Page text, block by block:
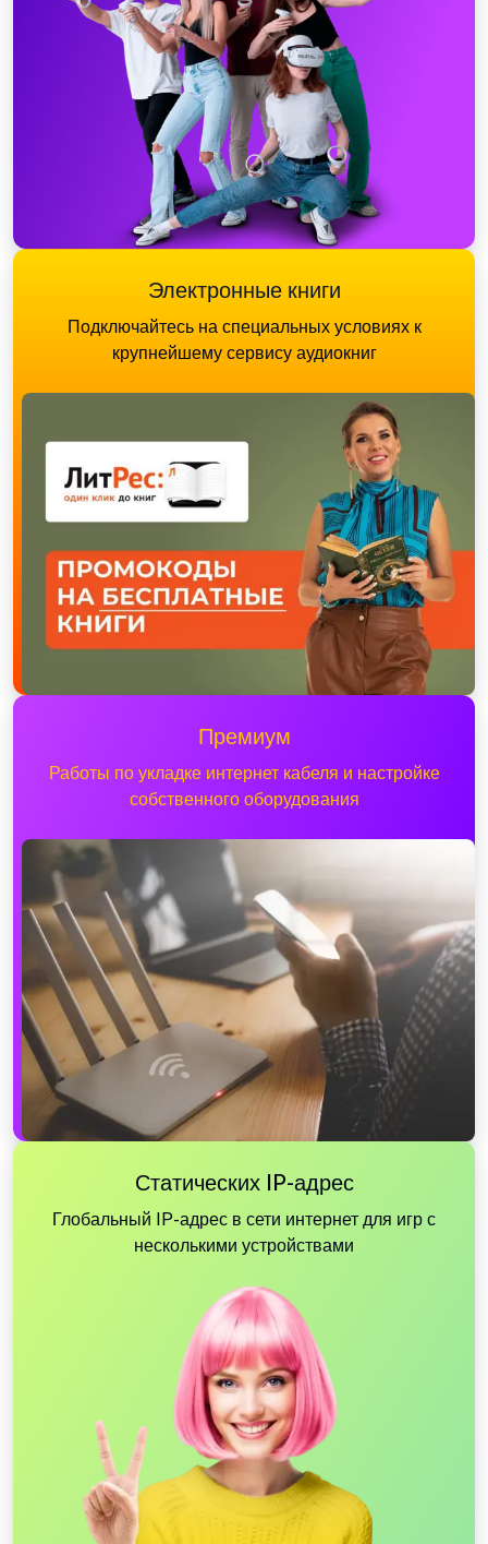
Электронные книги
Подключайтесь на специальных условиях к
крупнейшему сервису аудиокниг
Премиум
Работы по укладке интернет кабеля и настройке
собственного оборудования
Статических IP-адрес
Глобальный IP-адрес в сети интернет для игр с
несколькими устройствами